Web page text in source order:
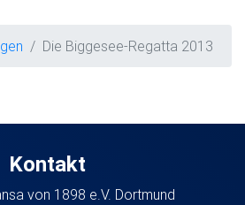
Die Biggesee-Regatta 2013
Kontakt
von 1898 e.V. Dortmund